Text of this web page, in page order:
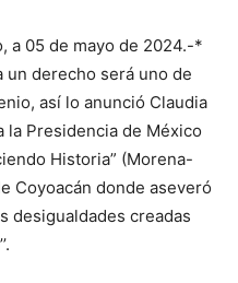
a 05 de mayo de 2024.-*
un derecho será uno de
así lo anunció Claudia
la Presidencia de México
Historia” (Morena-
Coyoacán donde aseveró
desigualdades creadas